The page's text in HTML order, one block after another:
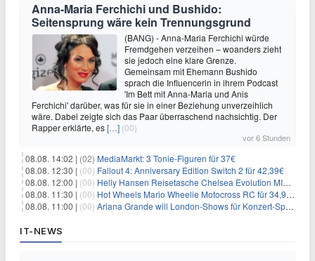
Anna-Maria Ferchichi und Bushido:
Seitensprung wäre kein Trennungsgrund
(BANG) - Anna-Maria Ferchichi würde
Fremdgehen verzeihen – woanders zieht
sie jedoch eine klare Grenze.
Gemeinsam mit Ehemann Bushido
sprach die Influencerin in ihrem Podcast
'Im Bett mit Anna-Maria und Anis
Ferchichi' darüber, was für sie in einer Beziehung unverzeihlich
wäre. Dabei zeigte sich das Paar überraschend nachsichtig. Der
Rapper erklärte, es[…] (00)
vor 6 Stunden
08.08. 14:02 | (02) MediaMarkt: 3 Tonie-Figuren für 37€
08.08. 12:30 | (00) Fallout 4: Anniversary Edition Switch 2 für 42,39€
08.08. 12:00 | (00) Helly Hansen Reisetasche Chelsea Evolution MID 54L für 29,99€
08.08. 11:30 | (00) Hot Wheels Mario Wheelie Motocross RC für 34,99€
08.08. 11:00 | (00) Ariana Grande will London-Shows für Konzert-Special filmen
IT-NEWS